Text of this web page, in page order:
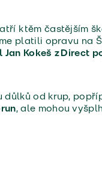
k těm častějším
platili opravu na
Kokeš z Direct
od krup,
, ale mohou